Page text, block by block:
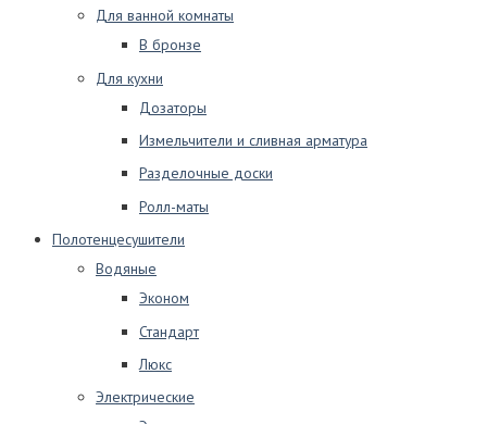
Для ванной комнаты
В бронзе
Для кухни
Дозаторы
Измельчители и сливная арматура
Разделочные доски
Ролл-маты
Полотенцесушители
Водяные
Эконом
Стандарт
Люкс
Электрические